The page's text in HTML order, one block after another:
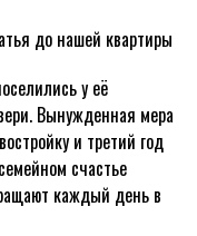
до нашей квартиры
у её
Вынужденная мера
и третий год
счастье
каждый день в